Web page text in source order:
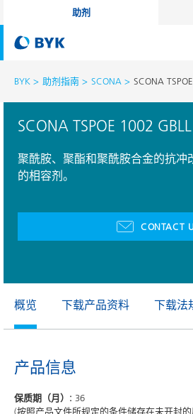
助剂
BYK 助剂指南 SCONA SCONA
SCONA TSPOE 1002 GBLL
聚酰胺、聚酯和聚酰胺合金的抗冲
的相容剂。
CONTACT
概览 下载产品资料 下载法
产品信息
保质期（月）: 36
(按照产品文件所规定的条件储存在未开封